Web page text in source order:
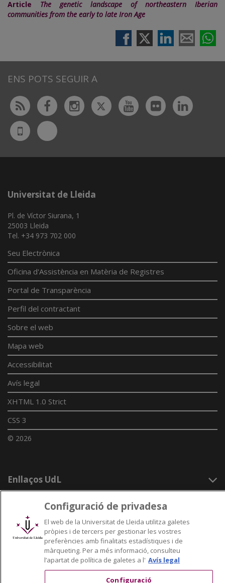
Article The genetic landscape of northeastern Iberian
communities from the early to late Iron Age
ENS POTS SEGUIR A
Rss FacebookInstagram
TwitterYoutubeFlickr
UdL
App
Bluesky
Universitat de Lleida
Pl. de Víctor Siurana, 1
25003 Lleida
Tel. +34 973 702 000
Seu Electrònica
Oficina d'Assistència en Matèria de Registres
Portal de Transparència
Perfil del contractant
Sobre el web
Mapa web
Accessibilitat
Avís legal
XHTML 1.0 Strict
CSS 3
© 2026
Enllaços UdL
Xarxes universitàries
Configuració de privadesa
El web de la Universitat de Lleida utilitza galetes
pròpies i de tercers per gestionar les vostres
preferències amb finalitats estadístiques i de
màrqueting. Per a més informació, consulteu
l’apartat de política de galetes a l' Avís legal
Configuració